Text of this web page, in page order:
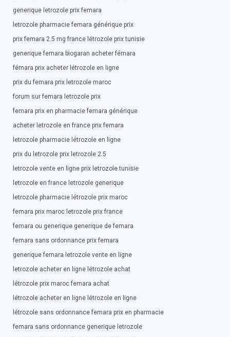
generique letrozole prix femara
letrozole pharmacie femara générique prix
prix femara 2.5 mg france létrozole prix tunisie
generique femara biogaran acheter fémara
fémara prix acheter létrozole en ligne
prix du femara prix letrozole maroc
forum sur femara letrozole prix
femara prix en pharmacie femara générique
acheter letrozole en france prix femara
letrozole pharmacie létrozole en ligne
prix du letrozole prix letrozole 2.5
letrozole vente en ligne prix letrozole tunisie
letrozole en france letrozole generique
letrozole pharmacie létrozole prix maroc
femara prix maroc letrozole prix france
femara ou generique generique de femara
femara sans ordonnance prix femara
generique femara letrozole vente en ligne
letrozole acheter en ligne létrozole achat
létrozole prix maroc femara achat
létrozole acheter en ligne létrozole en ligne
létrozole sans ordonnance femara prix en pharmacie
femara sans ordonnance generique letrozole